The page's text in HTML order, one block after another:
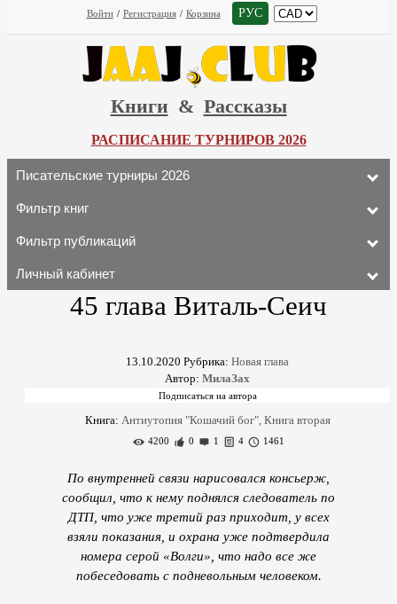
Войти / Регистрация / Корзина РУС
Книги & Рассказы
РАСПИСАНИЕ ТУРНИРОВ 2026
Писательские турниры 2026
Фильтр книг
Фильтр публикаций
Личный кабинет
45 глава Виталь-Сеич
13.10.2020 Рубрика: Новая глава
Автор: МилаЗах
Книга: Антиутопия "Кошачий бог", Книга вторая
4200 0 1 4 1461
По внутренней связи нарисовался консьерж,
сообщил, что к нему поднялся следователь по
ДТП, что уже третий раз приходит, у всех
взяли показания, и охрана уже подтвердила
номера серой «Волги», что надо все же
побеседовать с подневольным человеком.